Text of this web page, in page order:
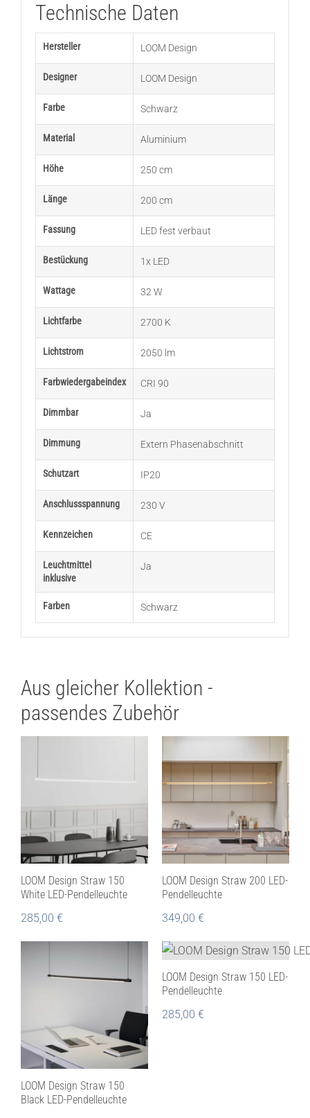
Technische Daten
Hersteller LOOM Design
Designer LOOM Design
Farbe Schwarz
Material Aluminium
Höhe 250 cm
Länge 200 cm
Fassung LED fest verbaut
Bestückung 1x LED
Wattage 32 W
Lichtfarbe 2700 K
Lichtstrom 2050 lm
Farbwiedergabeindex CRI 90
Dimmbar Ja
Dimmung Extern Phasenabschnitt
Schutzart IP20
Anschlussspannung 230 V
Kennzeichen CE
Leuchtmittel
inklusive
Ja
Farben Schwarz
Aus gleicher Kollektion -
passendes Zubehör
LOOM Design Straw 150
White LED-Pendelleuchte
285,00 €
LOOM Design Straw 200 LED-
Pendelleuchte
349,00 €
LOOM Design Straw 150
Black LED-Pendelleuchte
LOOM Design Straw 150 LED-
Pendelleuchte
285,00 €